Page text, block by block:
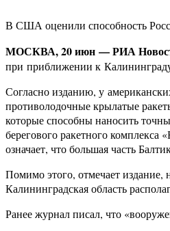
В США оценили способность
МОСКВА, 20 июн — РИА
при приближении к
Согласно изданию, у
противолодочные крылатые
которые способны наносить
берегового ракетного комплекса
означает, что большая часть
Помимо этого, отмечает
Калининградская область
Ранее журнал писал, что